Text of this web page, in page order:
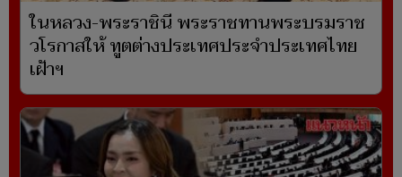
ในหลวง-พระราชินี พระราชทานพระบรมราช
วโรกาสให้ ทูตต่างประเทศประจำประเทศไทย
เฝ้าฯ